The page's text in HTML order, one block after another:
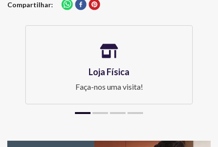
Compartilhar
Loja Física
Faça-nos uma visita!